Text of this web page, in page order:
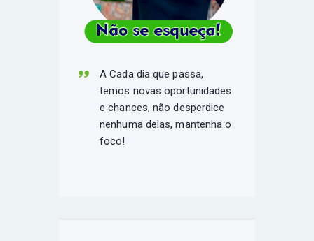
A Cada dia que passa,
temos novas oportunidades
e chances, não desperdice
nenhuma delas, mantenha o
foco!